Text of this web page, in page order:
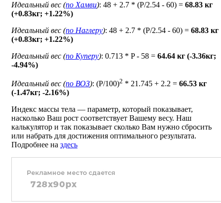
Идеальный вес (по Хамви): 48 + 2.7 * (P/2.54 - 60) = 68.83 кг
(+0.83кг; +1.22%)
Идеальный вес (по Наглеру): 48 + 2.7 * (P/2.54 - 60) = 68.83 кг
(+0.83кг; +1.22%)
Идеальный вес (по Куперу): 0.713 * P - 58 = 64.64 кг (-3.36кг;
-4.94%)
Идеальный вес (по ВОЗ): (P/100)2 * 21.745 + 2.2 = 66.53 кг
(-1.47кг; -2.16%)
Индекс массы тела — параметр, который показывает,
насколько Ваш рост соответствует Вашему весу. Наш
калькулятор и так показывает сколько Вам нужно сбросить
или набрать для достижения оптимального результата.
Подробнее на здесь